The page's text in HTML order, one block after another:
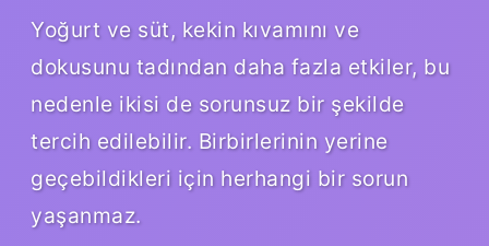
Yoğurt ve süt, kekin kıvamını ve
dokusunu tadından daha fazla etkiler, bu
nedenle ikisi de sorunsuz bir şekilde
tercih edilebilir. Birbirlerinin yerine
geçebildikleri için herhangi bir sorun
yaşanmaz.